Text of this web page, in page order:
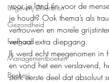
Uitgeverij Zilverbron
Gezondheid
Feelgood
Managementboeken
Boekerij
voor je land én voor de
je houdt? Ook thema’s als
vertrouwen en morele
verhaal extra diepgang.
Ik werd echt meegenomen in
en vond het een verslavend,
sterk eerste deel dat absoluut